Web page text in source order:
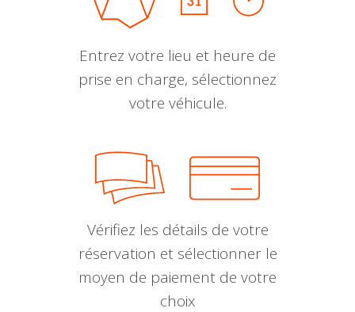
Entrez votre lieu et heure de
prise en charge, sélectionnez
votre véhicule.
Vérifiez les détails de votre
réservation et sélectionner le
moyen de paiement de votre
choix